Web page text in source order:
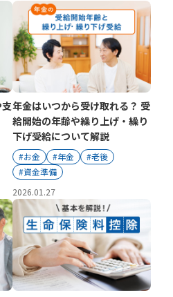
せ
ービス
（Web約款）
の健康と安心を手のひらに～
体操
イト
ビリティ
サービス向上の取組み
年金はいつから受け取れる？ 受
給開始の年齢や繰り上げ・繰り
下げ受給について解説
#お金 #年金
#老後
#資金準備
2026.01.27